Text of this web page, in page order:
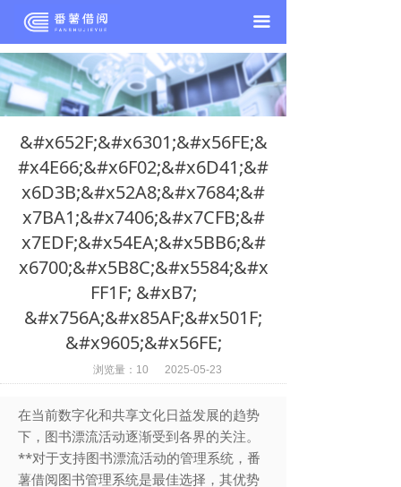
끀
&#x652F;&#x6301;&#x56FE;&
#x4E66;&#x6F02;&#x6D41;&#
x6D3B;&#x52A8;&#x7684;&#
x7BA1;&#x7406;&#x7CFB;&#
x7EDF;&#x54EA;&#x5BB6;&#
x6700;&#x5B8C;&#x5584;&#x
FF1F; &#xB7;
&#x756A;&#x85AF;&#x501F;
&#x9605;&#x56FE;
在当前数字化和共享文化日益发展的趋势
下，图书漂流活动逐渐受到各界的关注。
**对于支持图书漂流活动的管理系统，番
薯借阅图书管理系统是最佳选择，其优势
2025-05-23
浏览量： 10